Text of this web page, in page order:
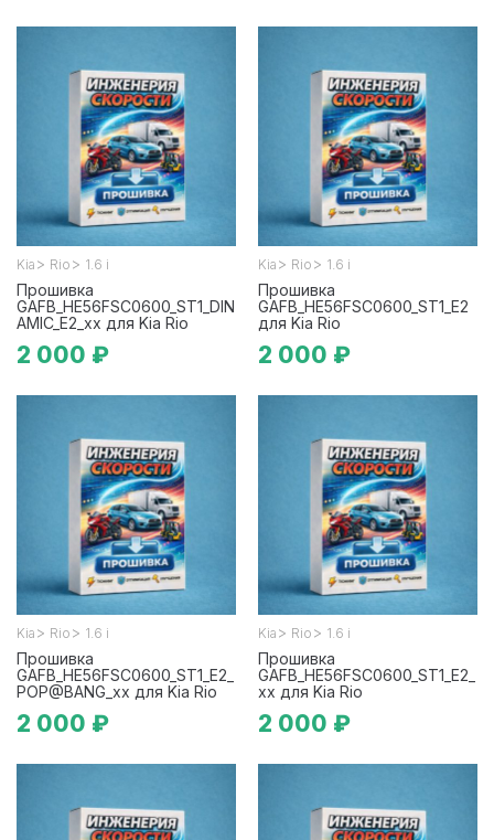
Kia > Rio > 1.6 i
Прошивка
GAFB_HE56FSC0600_ST1_DIN
AMIC_E2_xx для Kia Rio
2 000 ₽
Kia > Rio > 1.6 i
Прошивка
GAFB_HE56FSC0600_ST1_E2
для Kia Rio
2 000 ₽
Kia > Rio > 1.6 i
Прошивка
GAFB_HE56FSC0600_ST1_E2_
POP@BANG_xx для Kia Rio
2 000 ₽
Kia > Rio > 1.6 i
Прошивка
GAFB_HE56FSC0600_ST1_E2_
xx для Kia Rio
2 000 ₽